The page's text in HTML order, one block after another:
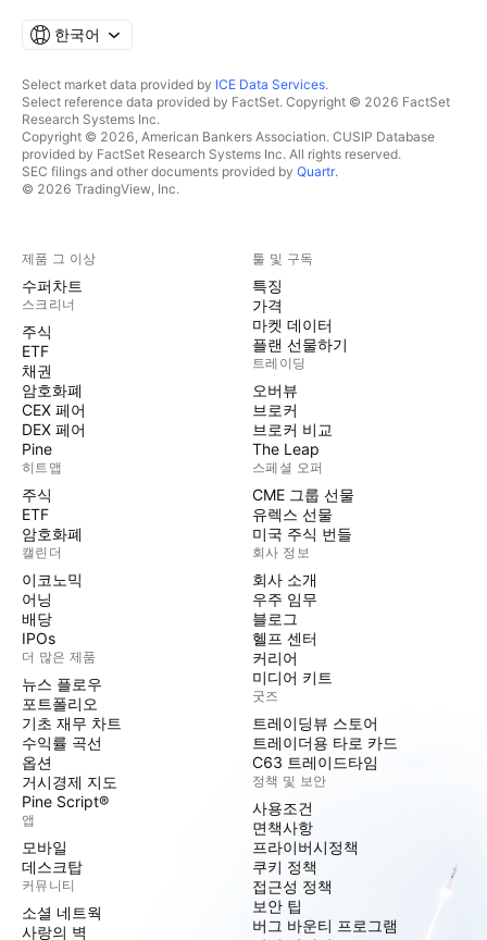
한국어
Select market data provided by ICE Data Services.
Select reference data provided by FactSet. Copyright © 2026 FactSet
Research Systems Inc.
Copyright © 2026, American Bankers Association. CUSIP Database
provided by FactSet Research Systems Inc. All rights reserved.
SEC filings and other documents provided by Quartr.
© 2026 TradingView, Inc.
제품 그 이상
수퍼차트
스크리너
주식
ETF
채권
암호화폐
CEX 페어
DEX 페어
Pine
히트맵
주식
ETF
암호화폐
캘린더
이코노믹
어닝
배당
IPOs
더 많은 제품
뉴스 플로우
포트폴리오
기초 재무 차트
수익률 곡선
옵션
거시경제 지도
Pine Script®
앱
모바일
데스크탑
커뮤니티
소셜 네트웍
사랑의 벽
툴 및 구독
특징
가격
마켓 데이터
플랜 선물하기
트레이딩
오버뷰
브로커
브로커 비교
The Leap
스페셜 오퍼
CME 그룹 선물
유렉스 선물
미국 주식 번들
회사 정보
회사 소개
우주 임무
블로그
헬프 센터
커리어
미디어 키트
굿즈
트레이딩뷰 스토어
트레이더용 타로 카드
C63 트레이드타임
정책 및 보안
사용조건
면책사항
프라이버시정책
쿠키 정책
접근성 정책
보안 팁
버그 바운티 프로그램